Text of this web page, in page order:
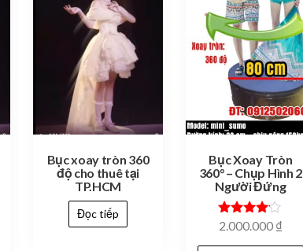
Bục xoay tròn 360
độ cho thuê tại
TP.HCM
Đọc tiếp
Bục Xoay Tròn
360° – Chụp Hình 2
Người Đứng
Được xếp
4.00
2.000.000 ₫